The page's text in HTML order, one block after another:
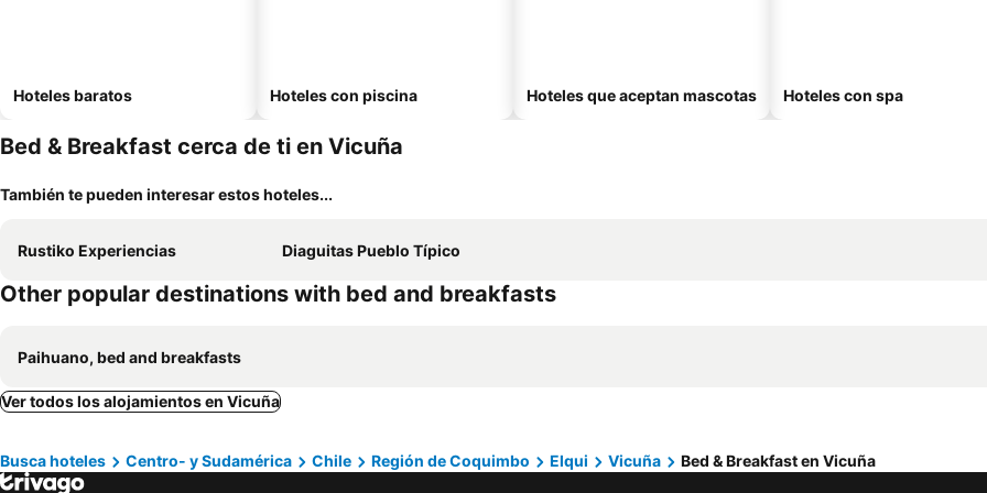
Hoteles baratos Hoteles con piscina Hoteles que aceptan mascotas Hoteles con spa
Bed & Breakfast cerca de ti en Vicuña
También te pueden interesar estos hoteles...
Rustiko Experiencias Diaguitas Pueblo Típico
Other popular destinations with bed and breakfasts
Paihuano, bed and breakfasts
Ver todos los alojamientos en Vicuña
Busca hoteles Centro- y Sudamérica Chile Región de Coquimbo Elqui Vicuña Bed & Breakfast en Vicuña